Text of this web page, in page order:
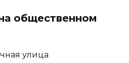
общественном
улица